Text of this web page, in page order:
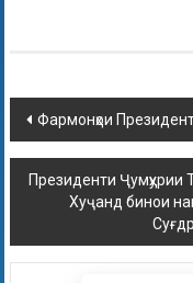
Фармонҳои
Президенти Ҷумҳурии
Хуҷанд бинои